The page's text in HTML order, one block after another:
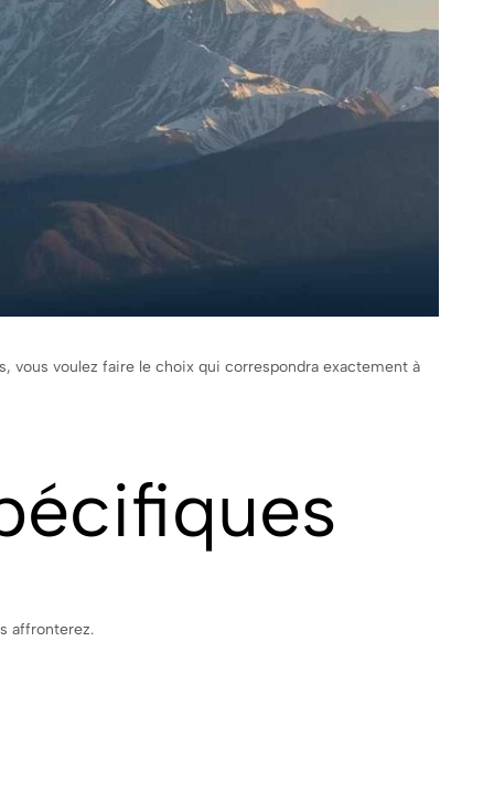
vous voulez faire le choix qui correspondra exactement à
affronterez.